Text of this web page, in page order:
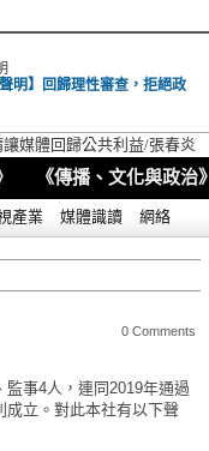
聲明】回歸理性審查，拒絕政
媒體回歸公共利益/張春炎
《傳播、文化與政治》
產業 媒體識讀 網絡
0 Comments
事4人，連同2019年通過
成立。對此本社有以下聲